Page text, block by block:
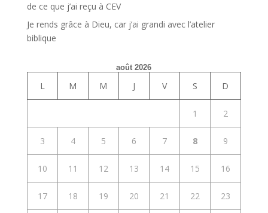
de ce que j’ai reçu à CEV
Je rends grâce à Dieu, car j’ai grandi avec l’atelier
biblique
août 2026
L M M J V S D
1 2
3 4 5 6 7 8 9
10 11 12 13 14 15 16
17 18 19 20 21 22 23